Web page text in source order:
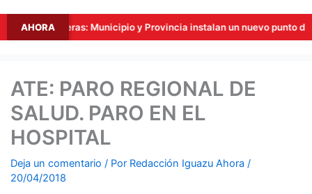
AHORA
Fronteras: Municipio y Provincia instalan un nuevo punto de
ATE: PARO REGIONAL DE
SALUD. PARO EN EL
HOSPITAL
Deja un comentario / Por Redacción Iguazu Ahora /
20/04/2018